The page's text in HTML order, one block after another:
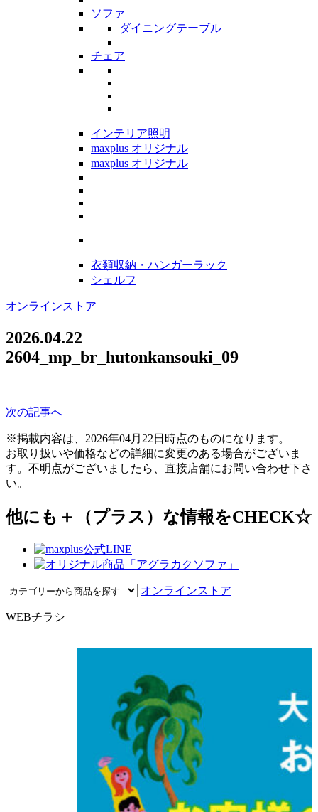
ソファ
ダイニングテーブル
チェア
インテリア照明
maxplus オリジナル
maxplus オリジナル
衣類収納・ハンガーラック
シェルフ
オンラインストア
2026.04.22
2604_mp_br_hutonkansouki_09
次の記事へ
※掲載内容は、2026年04月22日時点のものになります。
お取り扱いや価格などの詳細に変更のある場合がございま
す。不明点がございましたら、直接店舗にお問い合わせ下さ
い。
他にも＋（プラス）な情報をCHECK☆
オンラインストア
WEBチラシ